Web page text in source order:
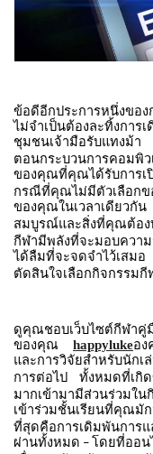
ข้อดีอีกประการหนึ่งขอ
ไม่จำเป็นต้องละทิ้งการเ
ชุมชนเจ้ามือรับแทงม้า
ตอนกระบวนการคอมพิ
ของคุณที่คุณได้รับการเ
กรณีที่คุณไม่มีตัวเลือกข
ของคุณในเวลาเดียวกัน
สมบูรณ์และสิ่งที่คุณต้อง
กีฬามีพลังที่จะมอบควา
ได้ลืมที่จะจดจำไว้เสมอ
ตัดสินใจเลือกกิจกรรม
ดูคุณชอบเว็บไซต์กีฬาคู่
ของคุณ
happylukeอง
และการวิจัยสำหรับนักเ
การต่อไป
ทั้งหมดที่เกิ
มากเข้ามามีส่วนร่วมใ
เข้าร่วมชั้นเรียนที่คุณมั
ที่สุดคือการเดิมพันการแ
ผ่านทั้งหมด – โดยที่ออน